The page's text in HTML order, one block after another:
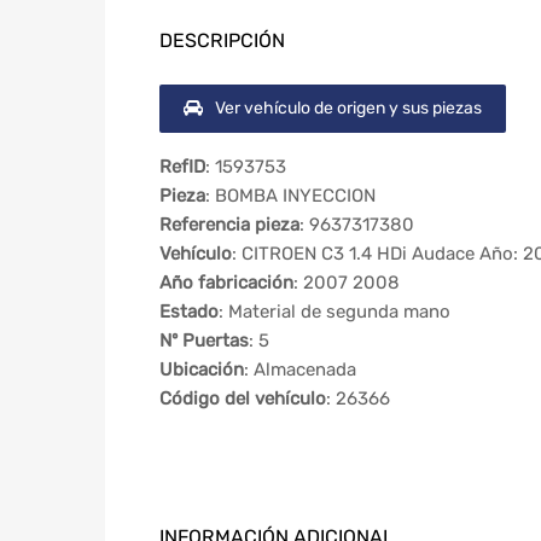
DESCRIPCIÓN
Ver vehículo de origen y sus piezas
RefID: 1593753
Pieza: BOMBA INYECCION
Referencia pieza: 9637317380
Vehículo: CITROEN C3 1.4 HDi Audace Año:
Año fabricación: 2007 2008
Estado: Material de segunda mano
Nº Puertas: 5
Ubicación: Almacenada
Código del vehículo: 26366